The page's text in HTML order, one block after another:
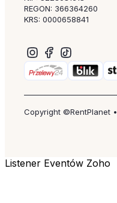
REGON: 366364260
KRS: 0000658841
Copyright ©RentPlanet •
Listener Eventów Zoho